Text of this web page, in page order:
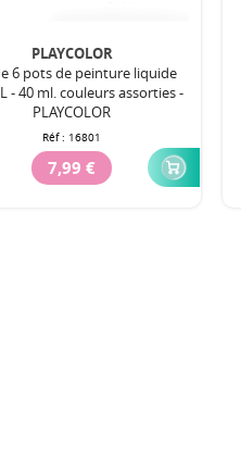
PLAYCOLOR
6 pots de peinture liquide
- 40 ml. couleurs assorties -
PLAYCOLOR
Réf : 16801
7,99 €